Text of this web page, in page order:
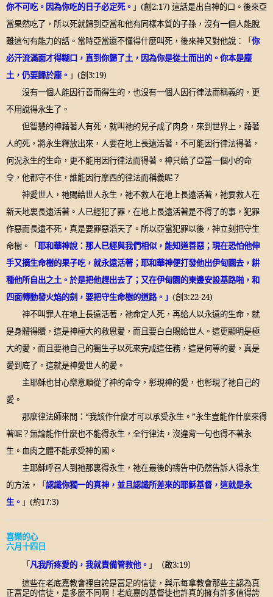
你不可吃。因為你吃的日子必定死。 」 (創2:17) 這話是出自神的口。後來亞
當果然吃了，所以死就歸到亞當和他有同樣本質的子孫，沒有一個人能脫
離這句有能力的話。當時亞當還不懂得什麼叫死，後來神又對他說：「你
必汗流滿面才得糊口，直到你歸了土，因為你是從土而出的。你本是塵
土，仍要歸於塵。 」 (創3:19)
沒有一個人能因行善而得生的，也沒有一個人因行律法而稱義的，更
不用說得永生了。
但智慧的神藉著人有死，就叫祂的兒子成了肉身，來到世界上，藉著
人的死，將永生釋放出來，人要在地上長遠活著，不可能因行律法得著，
何況永生的生命，更不能用因行律法而得著。神只給了亞當一個小的命
令，他都守不住，誰能因行摩西的律法而稱義呢？
神愛世人，祂賜給世人永生，祂不救人在地上長遠活著，祂要救人在
新天地裏長遠活著。人已經犯了罪，在地上長遠活著是不得了的事，犯罪
作惡而長遠不死，真是要罪惡滔天了。所以亞當犯罪以後，神立刻把守生
命樹。「耶和華神說：那人已經與我們相似，能知道善惡；現在恐怕他伸
手又摘生命樹的果子吃，就永遠活著；耶和華神便打發他出伊甸園去，耕
種他所自出之土。於是把他趕出去了；又在伊甸園的東邊安設基路啪，和
四面轉動發火焰的劍，要把守生命樹的道路。」 (創3:22-24)
神不叫罪人在地上長遠活著，祂命定人死，再給人以永遠的生命，就
是身體得贖，這是神極大的救恩愛，而且要白白賜給世人。這更顯明是極
大的愛，而且要祂自己的獨生子以死來完成這任務，這是何等的愛，真是
愛到底了。這就是神愛世人的愛。
主耶穌也甘心樂意順從了神的命令，彰現神的愛，也彰現了祂自己的
愛。
那麼律法師來問： “我該作什麼才可以承受永生。 ”永生豈能作什麼來得
著呢？無論能作什麼也不能得永生，全行律法，沒違背一句也得不著永
生。血肉之體不能承受神的國。
主耶穌呼召人到祂那裏得永生，祂在最後的禱告中仍然告訴人得永生
的方法，「認識你獨一的真神，並且認識所差來的耶穌基督，這就是永
生。 」 (約17:3)
喜樂的心
六月十四日
「凡我所疼愛的，我就責備管教他。 」（啟3:19）
這些在老底嘉教會裡自誇是富足的信徒 ， 與示每拿教會那些主認為真
正富足的信徒 ， 是多麼不同啊！老底嘉的基督徒也許真的擁有許多值得誇